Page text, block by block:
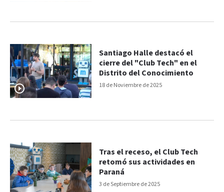
18 de Noviembre de 2025
Santiago Halle destacó el
cierre del "Club Tech" en el
Distrito del Conocimiento
3 de Septiembre de 2025
Tras el receso, el Club Tech
retomó sus actividades en
Paraná